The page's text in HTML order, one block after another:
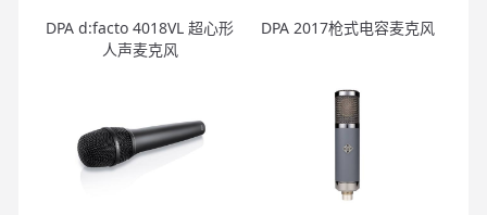
DPA d:facto 4018VL 超心形
人声麦克风
DPA 2017枪式电容麦克风